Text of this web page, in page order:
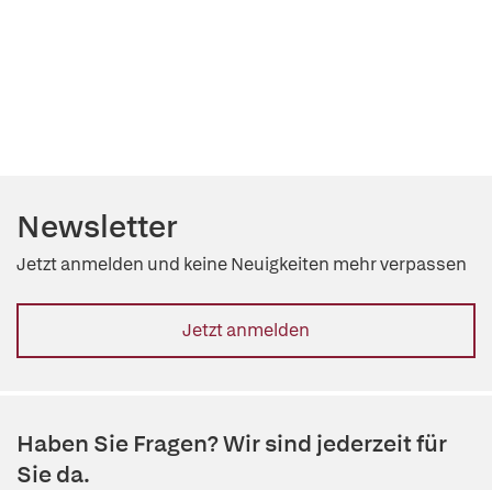
Newsletter
Jetzt anmelden und keine Neuigkeiten mehr verpassen
Jetzt anmelden
Haben Sie Fragen? Wir sind jederzeit für
Sie da.